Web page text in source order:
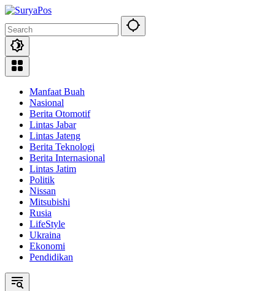
Skip
content
Manfaat Buah
Nasional
Berita Otomotif
Lintas Jabar
Lintas Jateng
Berita Teknologi
Berita Internasional
Lintas Jatim
Politik
Nissan
Mitsubishi
Rusia
LifeStyle
Ukraina
Ekonomi
Pendidikan